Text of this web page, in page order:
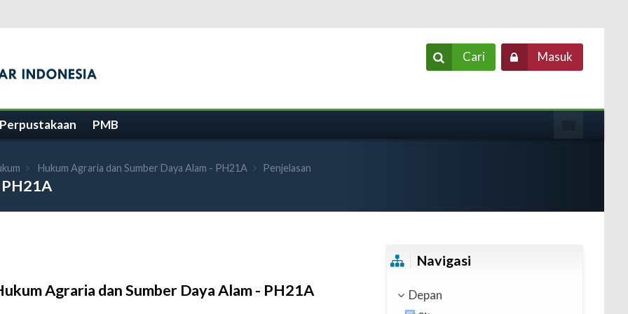
Cari Masuk
Perpustakaan PMB
Hukum Agraria dan Sumber Daya Alam - PH21A Penjelasan
PH21A
Agraria dan Sumber Daya Alam - PH21A
Abaikan Navigasi
Navigasi
Depan